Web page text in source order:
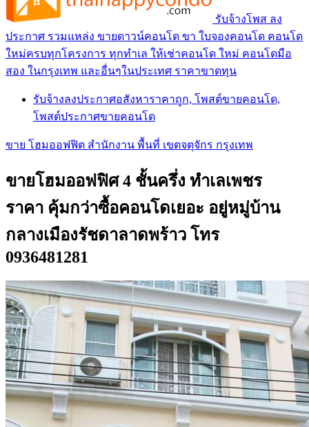
รับจ้างโพส ลง
ประกาศ รวมแหล่ง ขายดาวน์คอนโด ขา ใบจองคอนโด คอนโด
ใหม่ครบทุกโครงการ ทุกทำเล ให้เช่าคอนโด ใหม่ คอนโดมือ
สอง ในกรุงเทพ และอื่นๆในประเทศ ราคาขาดทุน
รับจ้างลงประกาศอสังหาราคาถูก, โพสต์ขายคอนโด,
โพสต์ประกาศขายคอนโด
ขาย โฮมออฟฟิต สำนักงาน พื้นที่ เขตจตุจักร กรุงเทพ
ขายโฮมออฟฟิศ 4 ชั้นครึ่ง ทำเลเพชร
ราคา คุ้มกว่าซื้อคอนโดเยอะ อยู่หมู่บ้าน
กลางเมืองรัชดาลาดพร้าว โทร
0936481281